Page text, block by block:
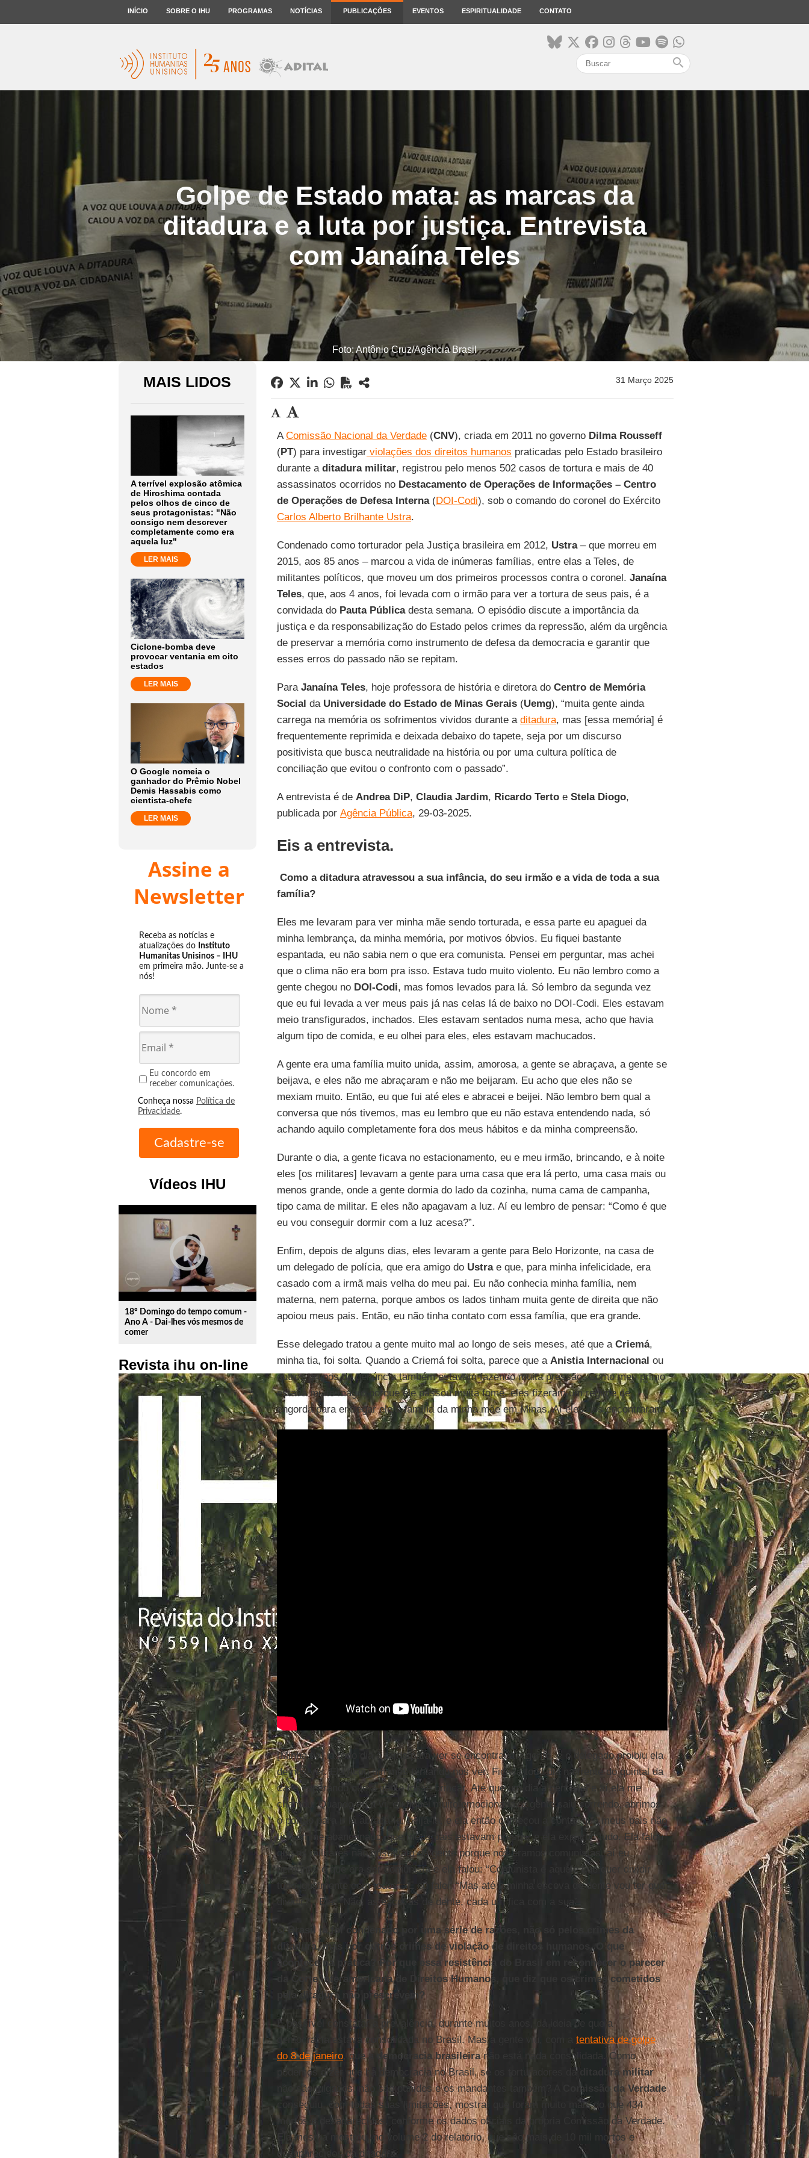
INÍCIO SOBRE O IHU PROGRAMAS NOTÍCIAS PUBLICAÇÕES EVENTOS ESPIRITUALIDADE CONTATO
search
Golpe de Estado mata: as marcas da
ditadura e a luta por justiça. Entrevista
com Janaína Teles
Foto: Antônio Cruz/Agência Brasil
MAIS LIDOS
A terrível explosão atômica
de Hiroshima contada
pelos olhos de cinco de
seus protagonistas: "Não
consigo nem descrever
completamente como era
aquela luz"
LER MAIS
Ciclone-bomba deve
provocar ventania em oito
estados
LER MAIS
O Google nomeia o
ganhador do Prêmio Nobel
Demis Hassabis como
cientista-chefe
LER MAIS
Assine a
Newsletter
Receba as notícias e
atualizações do Instituto
Humanitas Unisinos – IHU
em primeira mão. Junte-se a
nós!
Eu concordo em
receber comunicações.
Conheça nossa Política de
Privacidade.
Vídeos IHU
play_circle_outline
18º Domingo do tempo comum -
Ano A - Dai-lhes vós mesmos de
comer
Revista ihu on-line
31 Março 2025
AComissão Nacional da Verdade(CNV), criada em 2011 no governo Dilma Rousseff
(PT) para investigarviolações dos direitos humanos praticadas pelo Estado brasileiro
durante a ditadura militar, registrou pelo menos 502 casos de tortura e mais de 40
assassinatos ocorridos no Destacamento de Operações de Informações – Centro
de Operações de Defesa Interna (DOI-Codi), sob o comando do coronel do Exército
Carlos Alberto Brilhante Ustra.
Condenado como torturador pela Justiça brasileira em 2012, Ustra– que morreu em
2015, aos 85 anos – marcou a vida de inúmeras famílias, entre elas a Teles, de
militantes políticos, que moveu um dos primeiros processos contra o coronel. Janaína
Teles, que, aos 4 anos, foi levada com o irmão para ver a tortura de seus pais, é a
convidada do Pauta Públicadesta semana. O episódio discute a importância da
justiça e da responsabilização do Estado pelos crimes da repressão, além da urgência
de preservar a memória como instrumento de defesa da democracia e garantir que
esses erros do passado não se repitam.
Para Janaína Teles, hoje professora de história e diretora do Centro de Memória
Social da Universidade do Estado de Minas Gerais(Uemg), “muita gente ainda
carrega na memória os sofrimentos vividos durante a ditadura, mas [essa memória] é
frequentemente reprimida e deixada debaixo do tapete, seja por um discurso
positivista que busca neutralidade na história ou por uma cultura política de
conciliação que evitou o confronto com o passado”.
A entrevista é de Andrea DiP, Claudia Jardim, Ricardo TertoeStela Diogo,
publicada por Agência Pública, 29-03-2025.
Eis a entrevista.
Como a ditadura atravessou a sua infância, do seu irmão e a vida de toda a sua
família?
Eles me levaram para ver minha mãe sendo torturada, e essa parte eu apaguei da
minha lembrança, da minha memória, por motivos óbvios. Eu fiquei bastante
espantada, eu não sabia nem o que era comunista. Pensei em perguntar, mas achei
que o clima não era bom pra isso. Estava tudo muito violento. Eu não lembro como a
gente chegou no DOI-Codi, mas fomos levados para lá. Só lembro da segunda vez
que eu fui levada a ver meus pais já nas celas lá de baixo no DOI-Codi. Eles estavam
meio transfigurados, inchados. Eles estavam sentados numa mesa, acho que havia
algum tipo de comida, e eu olhei para eles, eles estavam machucados.
A gente era uma família muito unida, assim, amorosa, a gente se abraçava, a gente se
beijava, e eles não me abraçaram e não me beijaram. Eu acho que eles não se
mexiam muito. Então, eu que fui até eles e abracei e beijei. Não lembro bem qual a
conversa que nós tivemos, mas eu lembro que eu não estava entendendo nada, só
achando aquilo completamente fora dos meus hábitos e da minha compreensão.
Durante o dia, a gente ficava no estacionamento, eu e meu irmão, brincando, e à noite
eles [os militares] levavam a gente para uma casa que era lá perto, uma casa mais ou
menos grande, onde a gente dormia do lado da cozinha, numa cama de campanha,
tipo cama de militar. E eles não apagavam a luz. Aí eu lembro de pensar: “Como é que
eu vou conseguir dormir com a luz acesa?”.
Enfim, depois de alguns dias, eles levaram a gente para Belo Horizonte, na casa de
um delegado de polícia, que era amigo do Ustrae que, para minha infelicidade, era
casado com a irmã mais velha do meu pai. Eu não conhecia minha família, nem
materna, nem paterna, porque ambos os lados tinham muita gente de direita que não
apoiou meus pais. Então, eu não tinha contato com essa família, que era grande.
Esse delegado tratou a gente muito mal ao longo de seis meses, até que a Criemá,
minha tia, foi solta. Quando a Criemá foi solta, parece que a Anistia Internacional ou
outros grupos de denúncia também estavam fazendo muita pressão. Como meu primo
estava muito magro porque ele passou muita fome, eles fizeram um regime de
engorda para entregar ele à família da minha mãe em Minas. Aí eles nos encontraram.
[Minha tia] ia todo dia à tarde para ver se encontrava a gente, e o delegado proibiu ela
de nos ver. Ela ficou um mês tentando nos ver. Ficava todo dia na frente do quintal da
casa esperando que a gente fosse brincar. Até que um dia a gente foi e aí ela me
chamou. Quando eu a vi, eu fiquei muito emocionada, a gente saiu correndo, abrimos
o portão para ir lá abraçá-la, beijá-la, e ela então começou a contar que meus pais não
tinham me abandonado, que meus pais estavam presos, e ela explicou tudo. Ela falou
que os militares não gostavam da gente porque nós éramos comunistas, aí eu
perguntei o que era ser comunista e ela falou: “Comunista é aquele que quer dividir
tudo igualmente com todos”. E eu falei: “Mas até a minha escova de dente vou ter que
dividir?”. Ela: “Não, as escovas de dente, cada um fica com a sua”.
O Brasil já foi condenado por uma série de razões, não só pelos crimes da
ditadura, mas por outros crimes de violação de direitos humanos. O que
acontece na prática? Por que essa resistência do Brasil em reconhecer o parecer
da Corte Interamericana de Direitos Humanos, que diz que os crimes cometidos
pela ditadura não prescrevem?
É possível constatar a prevalência, durante muitos anos, da ideia de que a
democracia estava consolidada no Brasil. Mas a gente viu, com a tentativa de golpe
do 8 de janeiro, que a democracia brasileiranão está nada consolidada. Como
podemos dizer que há democracia no Brasil, se os torturadores da
ditadura militar
não são julgados, não são punidos e os mandantes também? A
Comissão da Verdade
conseguiu, com todas suas limitações, mostrar que foram muito mais do que 434
mortos e desaparecidos, conforme os dados oficiais da própria Comissão da Verdade.
Ela mesma mostrou, no volume 2 do relatório, que são mais de 10 mil mortos e
desaparecidos da ditadura.